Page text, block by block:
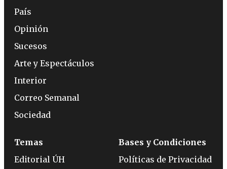
País
Opinión
Sucesos
Arte y Espectáculos
Interior
Correo Semanal
Sociedad
Temas
Editorial ÚH
Bases y Condiciones
Políticas de Privacidad